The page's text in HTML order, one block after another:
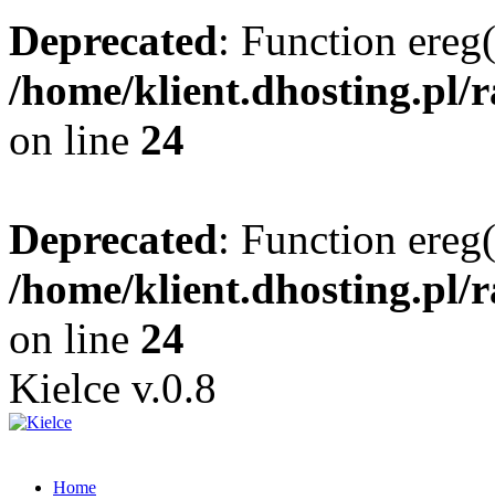
Deprecated: Function
/home/klient.dhosting.pl/
on line 24
Deprecated: Function
/home/klient.dhosting.pl/
on line 24
Kielce v.0.8
Home